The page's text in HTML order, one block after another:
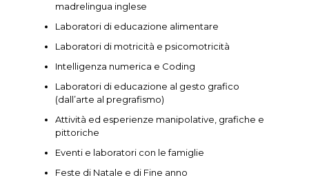
madrelingua inglese
Laboratori di educazione alimentare
Laboratori di motricità e psicomotricità
Intelligenza numerica e Coding
Laboratori di educazione al gesto grafico
(dall’arte al pregrafismo)
Attività ed esperienze manipolative, grafiche e
pittoriche
Eventi e laboratori con le famiglie
Feste di Natale e di Fine anno